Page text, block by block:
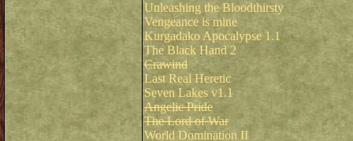
Unleashing the Bloodthirsty
Vengeance is mine
Kurgadako Apocalypse 1.1
The Black Hand 2
Crawind
Last Real Heretic
Seven Lakes v1.1
Angelic Pride
The Lord of War
World Domination II